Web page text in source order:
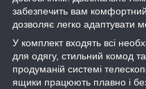
забезпечить вам
дозволяє легко адаптувати
У комплект входять всі
для одягу, стильний комод
продуманій системі
ящики працюють плавно і